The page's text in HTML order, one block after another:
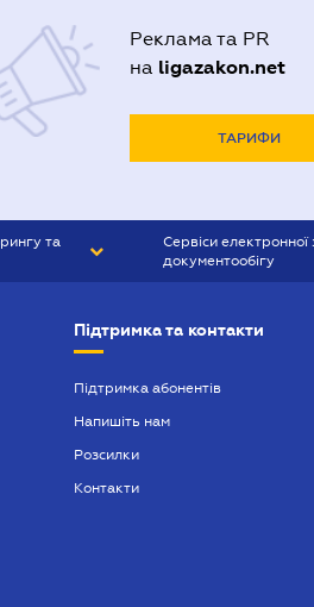
Реклама та PR
на ligazakon.net
ТАРИФИ
та
Сервіси електронної
документообігу
Підтримка та контакти
Підтримка абонентів
Напишіть нам
Розсилки
Контакти